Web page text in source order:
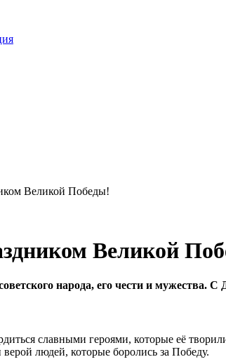
Великой Победы!
Великой
народа, его чести и мужества.
славными героями, которые её
людей, которые боролись за Победу.